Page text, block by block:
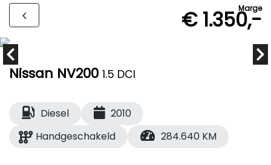
Marge
€ 1.350,-
Nissan NV200 1.5 DCI
Diesel
2010
Handgeschakeld
284.640 KM